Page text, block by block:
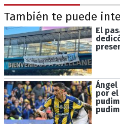
También te puede
El
Ángel
por